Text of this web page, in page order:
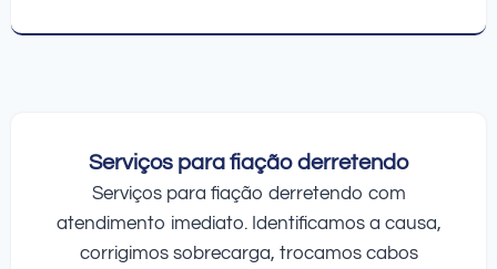
Serviços para fiação derretendo
Serviços para fiação derretendo com
atendimento imediato. Identificamos a causa,
corrigimos sobrecarga, trocamos cabos